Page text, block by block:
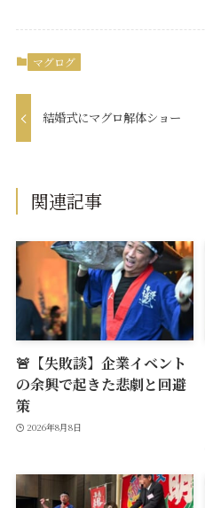
マグログ
結婚式にマグロ解体ショー
関連記事
🚨【失敗談】企業イベント
の余興で起きた悲劇と回避
策
2026年8月8日